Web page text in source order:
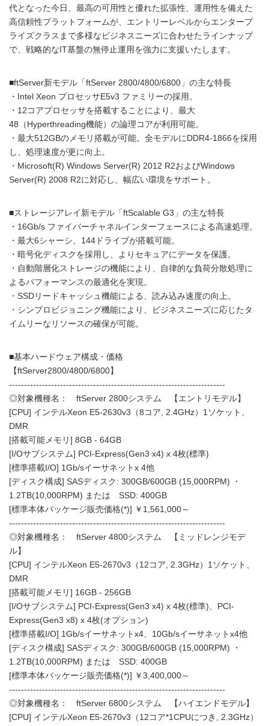
代となった今日、最高の可用性と優れた拡張性、運用性を備えた
高信頼性プラットフォームが、エントリーレベルからエンタープ
ライズクラスまで多様なビジネスニーズに合わせたラインナップ
で、戦略的なIT基盤の無停止運用を強力に支援いたします。
■ftServer新モデル「ftServer 2800/4800/6800」の主な特長
・Intel Xeon プロセッサE5v3 ファミリーの採用。
・12コアプロセッサを搭載することにより、最大
48（Hyperthreading機能）の論理コアが利用可能。
・最大512GBのメモリ搭載が可能。全モデルにDDR4-1866を採用
し、処理速度が更に向上。
・Microsoft(R) Windows Server(R) 2012 R2およびWindows
Server(R) 2008 R2に対応し、幅広い環境をサポート。
■ストレージアレイ新モデル「ftScalable G3」の主な特長
・16Gb/s ファイバーチャネルインターフェースによる高速処理。
・最大6シャーシ、144ドライブが搭載可能。
・暗号化ディスクを採用し、よりセキュアにデータを保護。
・自動階層化ストレージの機能により、自律的な負荷分散処理に
よるパフォーマンスの最適化を実現。
・SSDリードキャッシュ機能による、読み込み速度の向上。
・シンプロビジョニング機能により、ビジネスニーズに応じたタ
イムリーなリソースの確保が可能。
■基本ハードウェア構成・価格
【ftServer2800/4800/6800】
------------------------------------------------------------------------
◎対象機種名： ftServer 2800システム 【エントリモデル】
[CPU] インテルXeon E5-2630v3（8コア, 2.4GHz）1ソケット、
DMR
[搭載可能メモリ] 8GB - 64GB
[I/Oサブシステム] PCI-Express(Gen3 x4) x 4枚(標準)
[標準搭載I/O] 1Gb/sイーサネットx 4他
[ディスク構成] SASディスク: 300GB/600GB (15,000RPM) ・
1.2TB(10,000RPM) または SSD: 400GB
[標準本体パッケージ販売価格(*)] ￥1,561,000～
------------------------------------------------------------------------
◎対象機種名： ftServer 4800システム 【ミッドレンジモデ
ル】
[CPU] インテルXeon E5-2670v3（12コア, 2.3GHz）1ソケット、
DMR
[搭載可能メモリ] 16GB - 256GB
[I/Oサブシステム] PCI-Express(Gen3 x4) x 4枚(標準)、PCI-
Express(Gen3 x8) x 4枚(オプション)
[標準搭載I/O] 1Gb/sイーサネットx4、10Gb/sイーサネットx4他
[ディスク構成] SASディスク: 300GB/600GB (15,000RPM) ・
1.2TB(10,000RPM) または SSD: 400GB
[標準本体パッケージ販売価格(*)] ￥3,400,000～
------------------------------------------------------------------------
◎対象機種名： ftServer 6800システム 【ハイエンドモデル】
[CPU] インテルXeon E5-2670v3（12コア*1CPUにつき, 2.3GHz）